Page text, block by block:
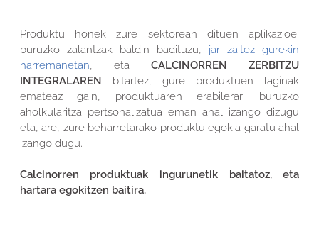
Produktu honek zure sektorean dituen aplikazioei
buruzko zalantzak baldin badituzu, jar zaitez gurekin
harremanetan, etaCALCINORREN ZERBITZU
INTEGRALAREN bitartez, gure produktuen laginak
emateaz gain, produktuaren erabilerari buruzko
aholkularitza pertsonalizatua eman ahal izango dizugu
eta, are, zure beharretarako produktu egokia garatu ahal
izango dugu.
Calcinorren produktuak ingurunetik baitatoz, eta
hartara egokitzen baitira.